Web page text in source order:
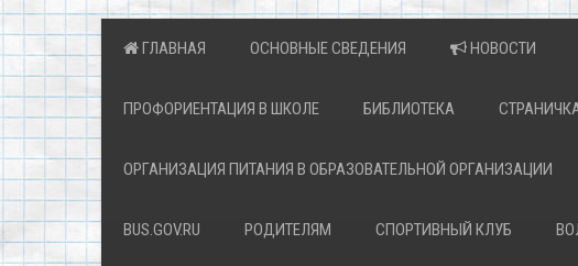
ГЛАВНАЯ ОСНОВНЫЕ СВЕДЕНИЯ НОВОСТИ
ПРОФОРИЕНТАЦИЯ В ШКОЛЕ БИБЛИОТЕКА
ОРГАНИЗАЦИЯ ПИТАНИЯ В ОБРАЗОВАТЕЛЬНОЙ ОРГАНИЗАЦИИ
BUS.GOV.RU РОДИТЕЛЯМ СПОРТИВНЫЙ КЛУБ